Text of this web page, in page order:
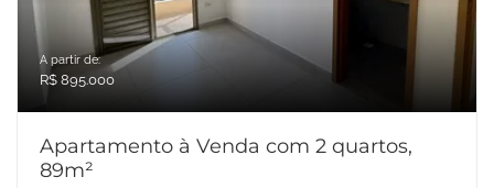
A partir de:
R$ 895.000
Apartamento à Venda com 2 quartos,
89m²